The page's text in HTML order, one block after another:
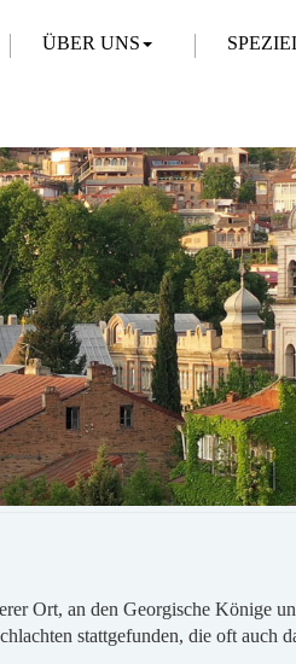
ÜBER UNS
Ort, an den Georgische Könige
stattgefunden, die oft auch